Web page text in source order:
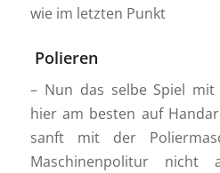
wie im letzten Punkt
Polieren
– Nun das selbe Spiel
hier am besten auf
sanft mit der
Maschinenpolitur nicht